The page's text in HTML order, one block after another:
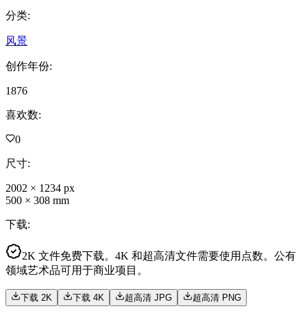
分类:
风景
创作年份:
1876
喜欢数:
0
尺寸:
2002 × 1234 px
500 × 308 mm
下载:
2K 文件免费下载。4K 和超高清文件需要使用点数。公有
领域艺术品可用于商业项目。
下载 2K 下载 4K 超高清 JPG 超高清 PNG